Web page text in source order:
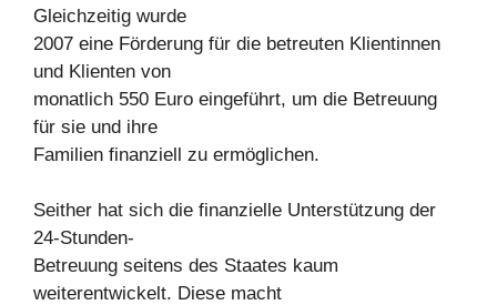
Gleichzeitig wurde
2007 eine Förderung für die betreuten Klientinnen
und Klienten von
monatlich 550 Euro eingeführt, um die Betreuung
für sie und ihre
Familien finanziell zu ermöglichen.
Seither hat sich die finanzielle Unterstützung der
24-Stunden-
Betreuung seitens des Staates kaum
weiterentwickelt. Diese macht